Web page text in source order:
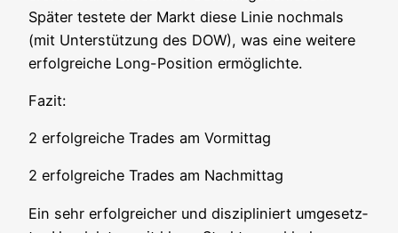
Spä­ter tes­te­te der Markt die­se Linie noch­mals
(mit Unter­stüt­zung des DOW), was eine wei­te­re
erfolg­rei­che Long-Posi­ti­on ermöglichte.
Fazit:
2 erfolg­rei­che Trades am Vormittag
2 erfolg­rei­che Trades am Nachmittag
Ein sehr erfolg­rei­cher und dis­zi­pli­niert umge­setz­